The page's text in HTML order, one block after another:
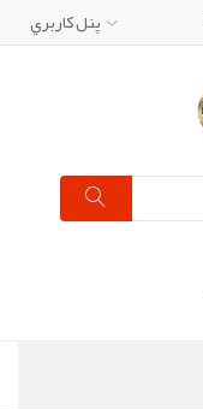
پنل کاربري